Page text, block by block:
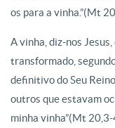
os para a vinha.”(Mt
A vinha, diz-nos
transformado,
definitivo do Seu
outros que estavam
minha vinha”(Mt